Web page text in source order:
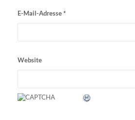
E-Mail-Adresse*
Website